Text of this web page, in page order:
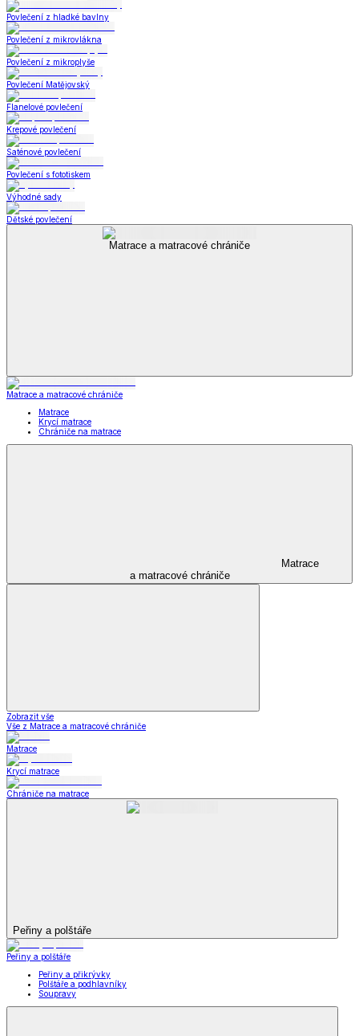
Povlečení z hladké bavlny
Povlečení z mikrovlákna
Povlečení z mikroplyše
Povlečení Matějovský
Flanelové povlečení
Krepové povlečení
Saténové povlečení
Povlečení s fototiskem
Výhodné sady
Dětské povlečení
Matrace a matracové chrániče
Matrace a matracové chrániče
Matrace
Krycí matrace
Chrániče na matrace
Matrace
a matracové chrániče
Zobrazit vše
Vše z Matrace a matracové chrániče
Matrace
Krycí matrace
Chrániče na matrace
Peřiny a polštáře
Peřiny a polštáře
Peřiny a přikrývky
Polštáře a podhlavníky
Soupravy